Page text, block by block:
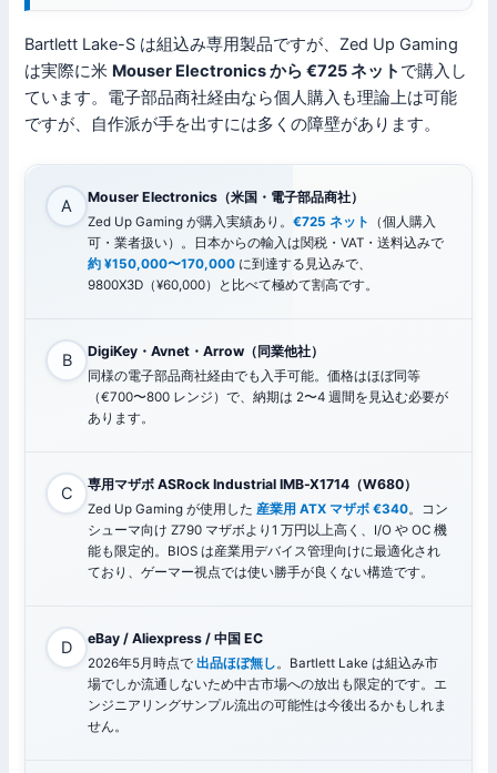
Bartlett Lake-S は組込み専用製品ですが、Zed Up Gaming
は実際に米 Mouser Electronics から €725 ネット で購入し
ています。電子部品商社経由なら個人購入も理論上は可能
ですが、自作派が手を出すには多くの障壁があります。
A Mouser Electronics（米国・電子部品商社）
Zed Up Gaming が購入実績あり。€725 ネット
（個人購入
可・業者扱い）。日本からの輸入は関税・VAT・送料込みで
約 ¥150,000〜170,000 に到達する見込みで、
9800X3D（¥60,000）と比べて極めて割高です。
B DigiKey・Avnet・Arrow（同業他社）
同様の電子部品商社経由でも入手可能。価格はほぼ同等
（€700〜800 レンジ）で、納期は 2〜4 週間を見込む必要が
あります。
C 専用マザボ ASRock Industrial IMB-X1714（W680）
Zed Up Gaming が使用した 産業用 ATX マザボ €340。コン
シューマ向け Z790 マザボより1 万円以上高く、I/O や OC 機
能も限定的。BIOS は産業用デバイス管理向けに最適化され
ており、ゲーマー視点では使い勝手が良くない構造です。
D eBay / Aliexpress / 中国 EC
2026年5月時点で出品ほぼ無し 。Bartlett Lake は組込み市
場でしか流通しないため中古市場への放出も限定的です。エ
ンジニアリングサンプル流出の可能性は今後出るかもしれま
せん。